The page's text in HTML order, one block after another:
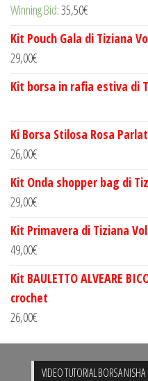
Winning Bid:35,50€
Kit Pouch Gala di Tiziana
29,00€
Kit borsa in rafia estiva di
Ki Borsa Stilosa Rosa
26,00€
Kit Onda shopper bag di
29,00€
Kit Primavera di Tiziana
49,00€
Kit BAULETTO ALVEARE
crochet
26,00€
VIDEO TUTORIAL BORSA NISHA